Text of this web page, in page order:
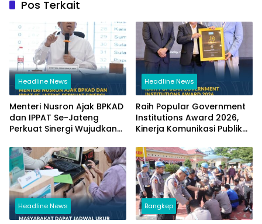
Pos Terkait
Headline News
Menteri Nusron Ajak BPKAD
dan IPPAT Se-Jateng
Perkuat Sinergi Wujudkan
Pertanahan
Headline News
Raih Popular Government
Institutions Award 2026,
Kinerja Komunikasi Publik
Kembali Diakui
Headline News Bangkep